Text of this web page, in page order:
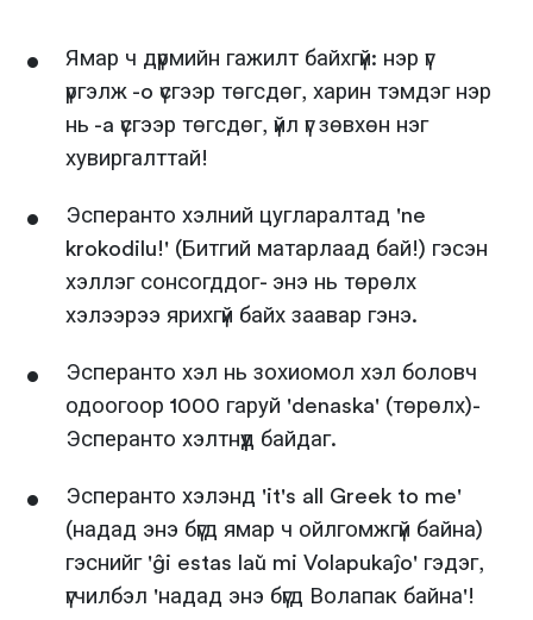
Ямар ч дүрмийн гажилт байхгүй: нэр үг
үргэлж -o үсгээр төгсдөг, харин тэмдэг нэр
нь -a үсгээр төгсдөг, үйл үг зөвхөн нэг
хувиргалттай!
Эсперанто хэлний цугларалтад 'ne
krokodilu!' (Битгий матарлаад бай!) гэсэн
хэллэг сонсогддог- энэ нь төрөлх
хэлээрээ ярихгүй байх заавар гэнэ.
Эсперанто хэл нь зохиомол хэл боловч
одоогоор 1000 гаруй 'denaska' (төрөлх)-
Эсперанто хэлтнүүд байдаг.
Эсперанто хэлэнд 'it's all Greek to me'
(надад энэ бүгд ямар ч ойлгомжгүй байна)
гэснийг 'ĝi estas laŭ mi Volapukaĵo' гэдэг,
үгчилбэл 'надад энэ бүгд Волапак байна'!